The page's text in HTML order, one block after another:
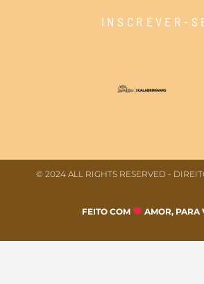
INSCREVER-
© 2024 ALL RIGHTS RESERVED​ -
FEITO COM AMOR, PARA